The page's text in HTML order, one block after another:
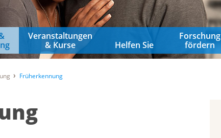
Veranstaltungen
& Kurse
Helfen Sie
Forschung
fördern
Früherkennung